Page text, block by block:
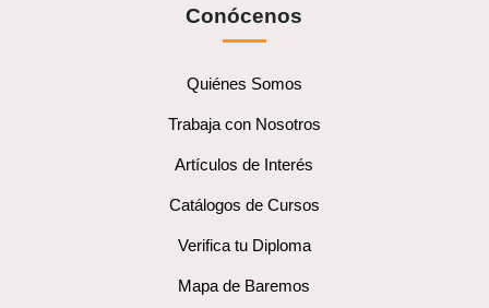
Conócenos
Quiénes Somos
Trabaja con Nosotros
Artículos de Interés
Catálogos de Cursos
Verifica tu Diploma
Mapa de Baremos